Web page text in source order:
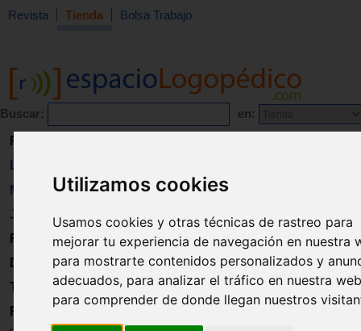
Utilizamos cookies
Usamos cookies y otras técnicas de rastreo para
mejorar tu experiencia de navegación en nuestra
para mostrarte contenidos personalizados y
adecuados, para analizar el tráfico en nuestra
para comprender de donde llegan nuestros
Revista Tienda Bolsa Trabajo
Buscar: en:
Revista
Libros
Material
Juguetes
Formación
Directorio
Trabajo
Registro